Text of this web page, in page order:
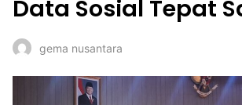
Data Sosial Tepat
gema nusantara